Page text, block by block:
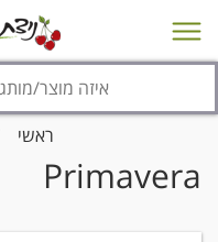
מבצעים סניפים
ראשי
Primavera